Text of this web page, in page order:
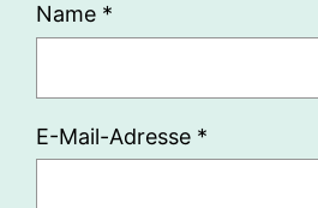
Name *
E-Mail-Adresse *